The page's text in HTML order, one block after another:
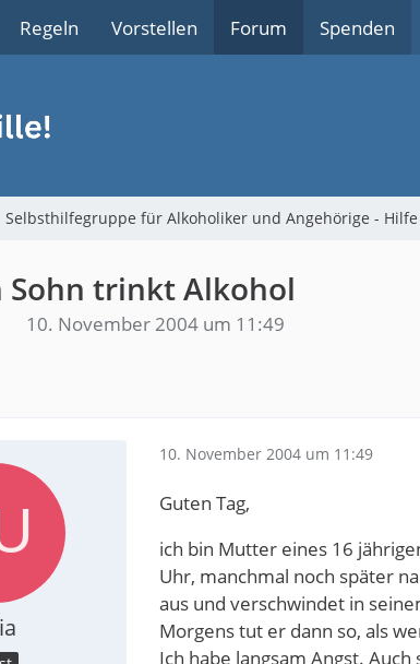
Regeln Vorstellen Forum Spenden
Selbsthilfegruppe für Alkoholiker und Angehörige -
Sohn trinkt Alkohol
10. November 2004 um 11:49
10. November 2004 um 11:49
Guten Tag,
ich bin Mutter eines 16
Uhr, manchmal noch später
aus und verschwindet in
Morgens tut er dann so, als
Ich habe langsam Angst.